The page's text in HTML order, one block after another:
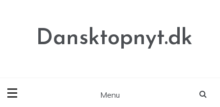
Dansktopnyt.dk
Menu